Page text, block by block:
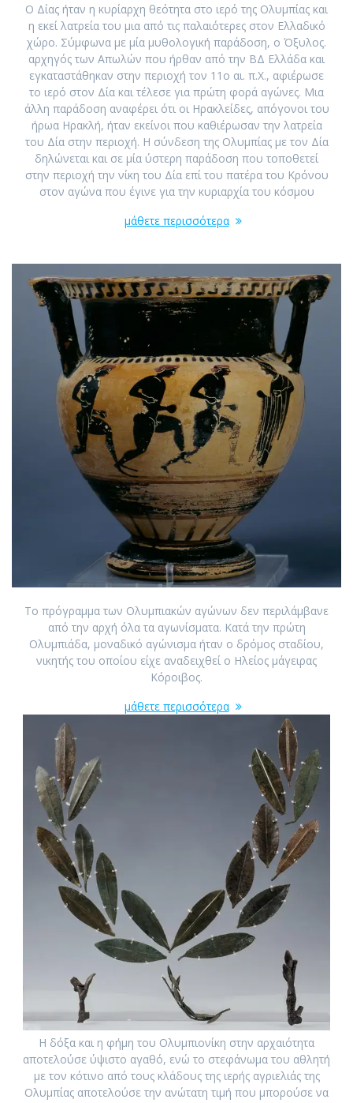
Ο Δίας ήταν η κυρίαρχη θεότητα στο ιερό της Ολυμπίας και
η εκεί λατρεία του μια από τις παλαιότερες στον Ελλαδικό
χώρο. Σύμφωνα με μία μυθολογική παράδοση, ο Όξυλος.
αρχηγός των Απωλών που ήρθαν από την ΒΔ Ελλάδα και
εγκαταστάθηκαν στην περιοχή τον 11ο αι. π.Χ., αφιέρωσε
το ιερό στον Δία και τέλεσε για πρώτη φορά αγώνες. Μια
άλλη παράδοση αναφέρει ότι οι Ηρακλείδες, απόγονοι του
ήρωα Ηρακλή, ήταν εκείνοι που καθιέρωσαν την λατρεία
του Δία στην περιοχή. Η σύνδεση της Ολυμπίας με τον Δία
δηλώνεται και σε μία ύστερη παράδοση που τοποθετεί
στην περιοχή την νίκη του Δία επί του πατέρα του Κρόνου
στον αγώνα που έγινε για την κυριαρχία του κόσμου
μάθετε περισσότερα
Το πρόγραμμα των Ολυμπιακών αγώνων δεν περιλάμβανε
από την αρχή όλα τα αγωνίσματα. Κατά την πρώτη
Ολυμπιάδα, μοναδικό αγώνισμα ήταν ο δρόμος σταδίου,
νικητής του οποίου είχε αναδειχθεί ο Ηλείος μάγειρας
Κόροιβος.
μάθετε περισσότερα
Η δόξα και η φήμη του Ολυμπιονίκη στην αρχαιότητα
αποτελούσε ύψιστο αγαθό, ενώ το στεφάνωμα του αθλητή
με τον κότινο από τους κλάδους της ιερής αγριελιάς της
Ολυμπίας αποτελούσε την ανώτατη τιμή που μπορούσε να